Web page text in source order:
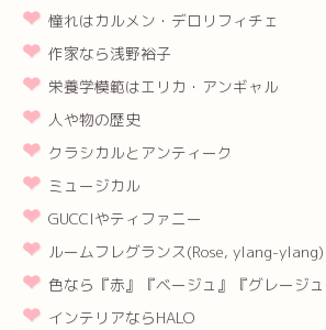
憧れはカルメン・デロリフィチェ
作家なら浅野裕子
栄養学模範はエリカ・アンギャル
人や物の歴史
クラシカルとアンティーク
ミュージカル
GUCCIやティファニー
ルームフレグランス(Rose, ylang-ylang)
色なら『赤』『ベージュ』『グレージュ
インテリアならHALO